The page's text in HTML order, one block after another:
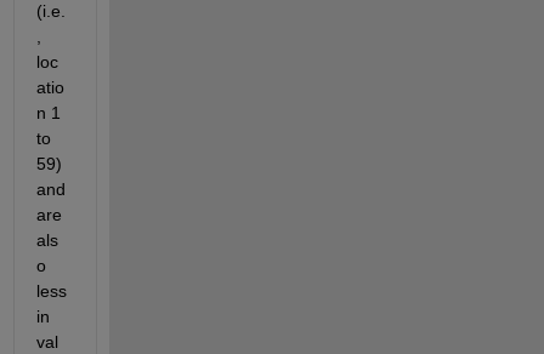
(i.e.
loc
atio
n 1
to
59)
and
are
als
o
less
in
val